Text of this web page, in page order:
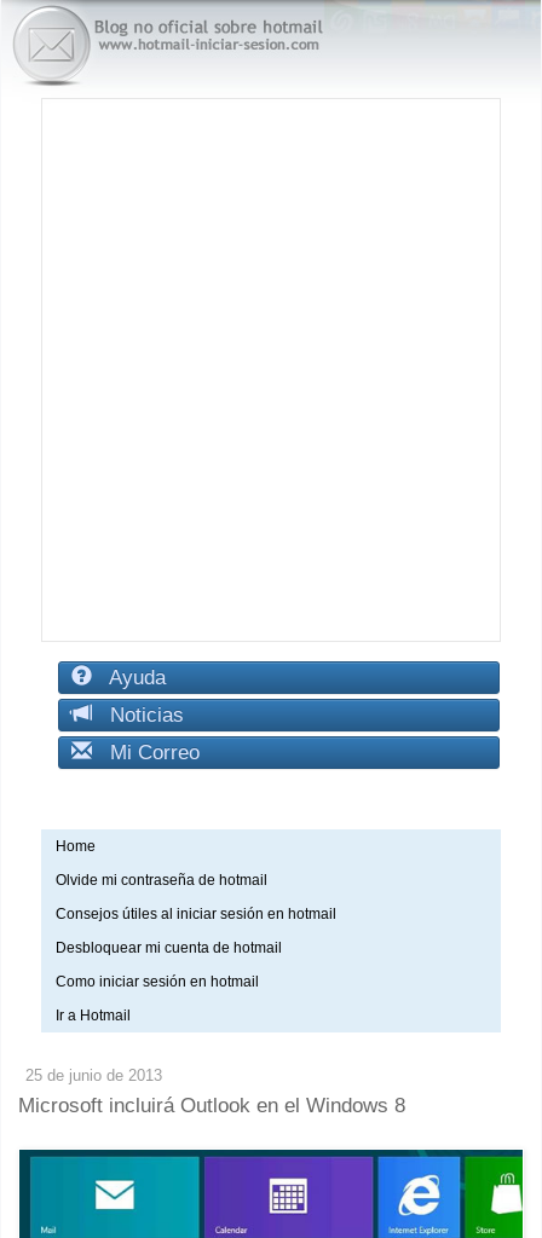
Ayuda
Noticias
Mi Correo
Home
Olvide mi contraseña de hotmail
Consejos útiles al iniciar sesión en hotmail
Desbloquear mi cuenta de hotmail
Como iniciar sesión en hotmail
Ir a Hotmail
25 de junio de 2013
Microsoft incluirá Outlook en el Windows 8